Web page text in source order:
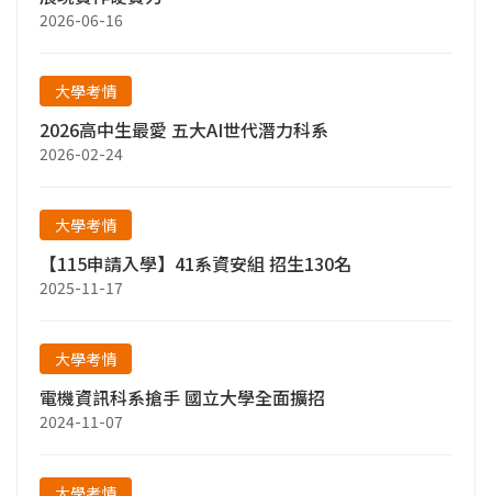
2026-06-16
大學考情
2026高中生最愛 五大AI世代潛力科系
2026-02-24
大學考情
【115申請入學】41系資安組 招生130名
2025-11-17
大學考情
電機資訊科系搶手 國立大學全面擴招
2024-11-07